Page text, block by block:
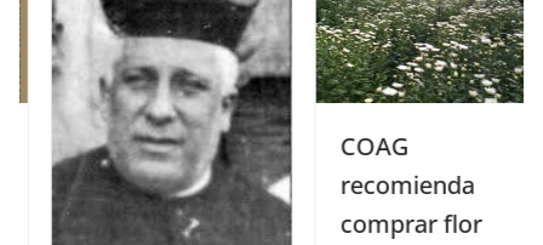
COAG
recomienda
comprar flor